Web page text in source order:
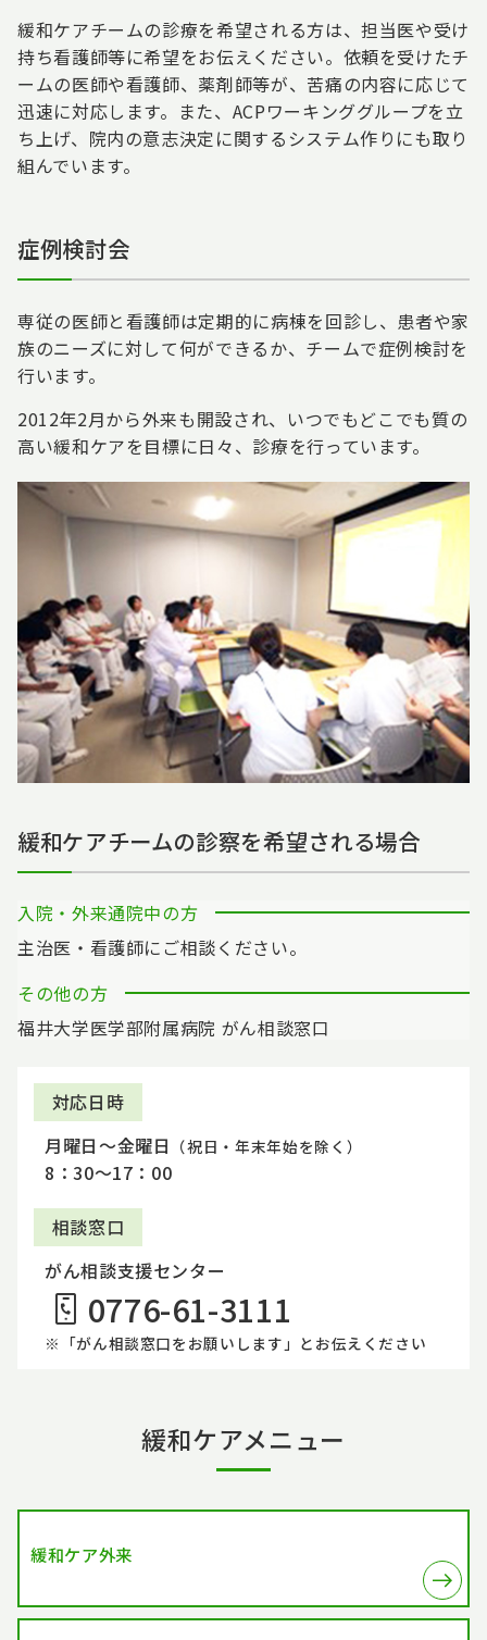
緩和ケアチームの診療を希望される方は、担当医や受け
持ち看護師等に希望をお伝えください。依頼を受けたチ
ームの医師や看護師、薬剤師等が、苦痛の内容に応じて
迅速に対応します。また、ACPワーキンググループを立
ち上げ、院内の意志決定に関するシステム作りにも取り
組んでいます。
症例検討会
専従の医師と看護師は定期的に病棟を回診し、患者や家
族のニーズに対して何ができるか、チームで症例検討を
行います。
2012年2月から外来も開設され、いつでもどこでも質の
高い緩和ケアを目標に日々、診療を行っています。
緩和ケアチームの診察を希望される場合
入院・外来通院中の方
主治医・看護師にご相談ください。
その他の方
福井大学医学部附属病院 がん相談窓口
対応日時
月曜日～金曜日 （祝日・年末年始を除く）
8：30～17：00
相談窓口
がん相談支援センター
0776-61-3111
※「がん相談窓口をお願いします」とお伝えください
緩和ケアメニュー
緩和ケア外来